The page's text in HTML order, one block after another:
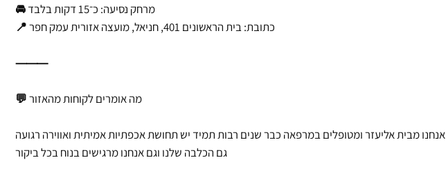
🚘 מרחק נסיעה: כ־15 דקות בלבד
📍 כתובת: בית הראשונים 401, חניאל, מועצה אזורית עמק חפר
⸻
💬 מה אומרים לקוחות מהאזור
אנחנו מבית אליעזר ומטופלים במרפאה כבר שנים רבות תמיד יש תחושת אכפתיות אמיתית ואווירה רגועה
גם הכלבה שלנו וגם אנחנו מרגישים בנוח בכל ביקור